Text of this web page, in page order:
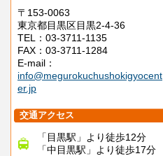
〒153-0063
東京都目黒区目黒2-4-36
TEL：03-3711-1135
FAX：03-3711-1284
E-mail：
info@megurokuchushokigyocent
er.jp
交通アクセス
「目黒駅」より徒歩12分
「中目黒駅」より徒歩17分